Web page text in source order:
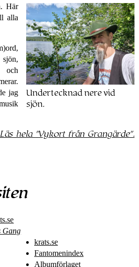
Undertecknad nere vid
sjön.
Här
alla
och
jag
Läs hela Vykort från Grangärde .
Gang
krats.se
Fantomenindex
Albumförlaget